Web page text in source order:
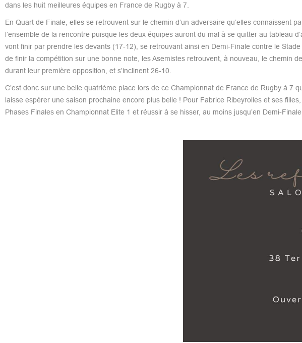
dans les huit meilleures équipes en France de Rugby à 7.
En Quart de Finale, elles se retrouvent sur le chemin d’un adversaire qu’elles connaissent
l’ensemble de la rencontre puisque les deux équipes auront du mal à se quitter au tableau
vont finir par prendre les devants (17-12), se retrouvant ainsi en Demi-Finale contre le
de finir la compétition sur une bonne note, les Asemistes retrouvent, à nouveau, le chemin
durant leur première opposition, et s’inclinent 26-10.
C’est donc sur une belle quatrième place lors de ce Championnat de France de Rugby à 7
laisse espérer une saison prochaine encore plus belle ! Pour Fabrice Ribeyrolles et ses
Phases Finales en Championnat Elite 1 et réussir à se hisser, au moins jusqu’en Demi-